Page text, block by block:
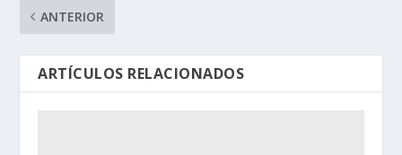
ANTERIOR
ARTÍCULOS RELACIONADOS